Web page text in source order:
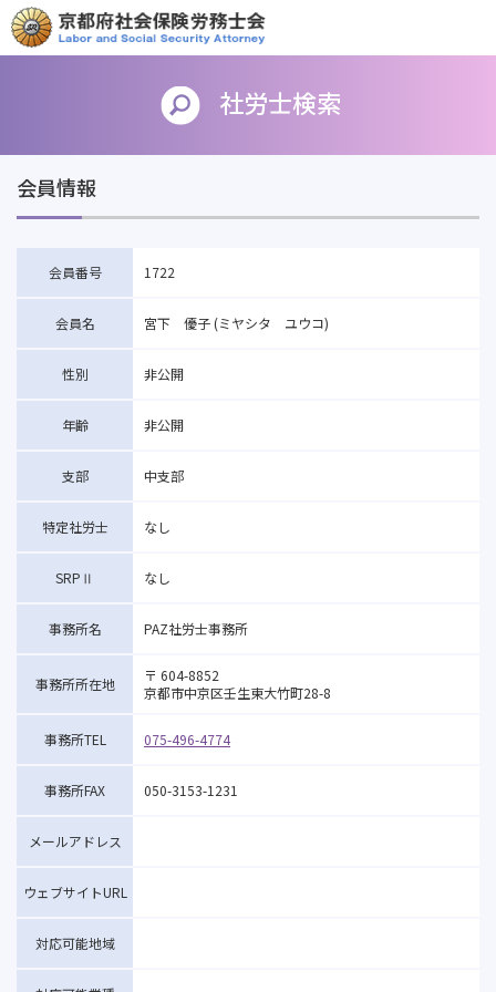
社労士検索
会員情報
会員番号 1722
会員名 宮下 優子 (ミヤシタ ユウコ)
性別 非公開
年齢 非公開
支部 中支部
特定社労士 なし
SRPⅡ なし
事務所名 PAZ社労士事務所
事務所所在地
〒 604-8852
京都市中京区壬生東大竹町28-8
事務所TEL 075-496-4774
事務所FAX 050-3153-1231
メールアドレス
ウェブサイトURL
対応可能地域